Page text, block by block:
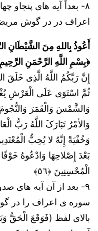
۸- بعداً آیه های پنجاو
اعراف در در گوش
أَعُوذُ بِاللهِ مِنَ الشَّيْطَانِ
﴿بِسْمِ اللَّهِ الرَّحْمَنِ
إِنَّ رَبَّکُمُ اللَّهُ الَّذِی خَلَقَ
ثُمَّ اسْتَوَى عَلَى الْعَرْشِ
وَالشَّمْسَ وَالْقَمَرَ
بَعْدَ إِصْلاحِهَا وَادْعُوهُ
الْمُحْسِنِینَ ﴿٥٦﴾
۹- بعد از آن آیه های
سوره ی اعراف را در
بالای لفظ (فَوَقَعَ الْحَقُّ